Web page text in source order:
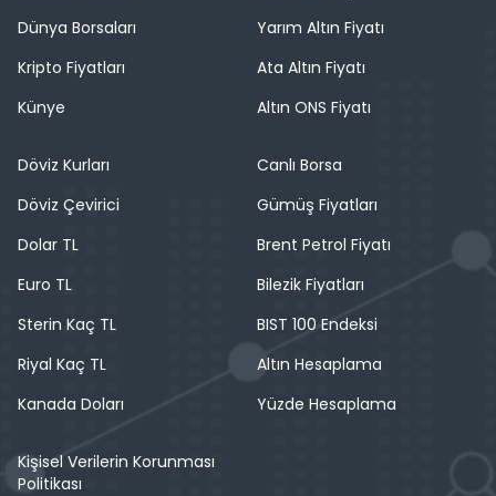
Dünya Borsaları
Kripto Fiyatları
Künye
Yarım Altın Fiyatı
Ata Altın Fiyatı
Altın ONS Fiyatı
Döviz Kurları
Döviz Çevirici
Dolar TL
Euro TL
Sterin Kaç TL
Riyal Kaç TL
Kanada Doları
Canlı Borsa
Gümüş Fiyatları
Brent Petrol Fiyatı
Bilezik Fiyatları
BIST 100 Endeksi
Altın Hesaplama
Yüzde Hesaplama
Kişisel Verilerin Korunması
Politikası